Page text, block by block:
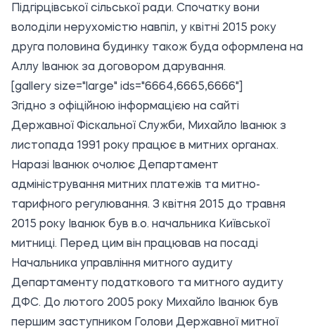
Підгірцівської сільської ради. Спочатку вони
володіли нерухомістю навпіл, у квітні 2015 року
друга половина будинку також буда оформлена на
Аллу Іванюк за договором дарування.
[gallery size="large" ids="6664,6665,6666"]
Згідно з офіційною інформацією на сайті
Державної Фіскальної Служби, Михайло Іванюк з
листопада 1991 року працює в митних органах.
Наразі Іванюк очолює Департамент
адміністрування митних платежів та митно-
тарифного регулювання. З квітня 2015 до травня
2015 року Іванюк був в.о. начальника Київської
митниці. Перед цим він працював на посаді
Начальника управління митного аудиту
Департаменту податкового та митного аудиту
ДФС. До лютого 2005 року Михайло Іванюк був
першим заступником Голови Державної митної